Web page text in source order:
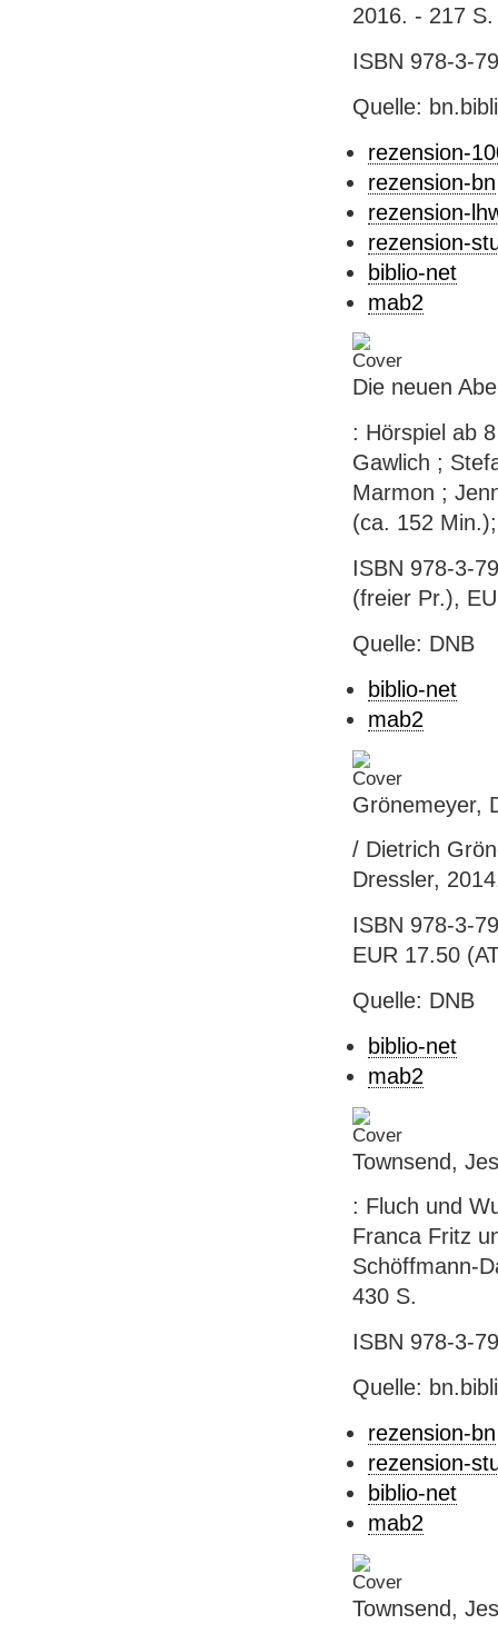
2016. - 217
ISBN 978-3-
Quelle:
rezension-
rezension-bn
rezension-
rezension-
biblio-net
mab2
Die neuen
: Hörspiel ab
Gawlich ;
Marmon ;
(ca. 152
ISBN 978-3-
(freier Pr.),
Quelle: DNB
biblio-net
mab2
Grönemeyer,
/ Dietrich
Dressler,
ISBN 978-3-
EUR 17.50
Quelle: DNB
biblio-net
mab2
Townsend,
: Fluch und
Franca Fritz
Schöffmann-
430 S.
ISBN 978-3-
Quelle:
rezension-bn
rezension-
biblio-net
mab2
Townsend,